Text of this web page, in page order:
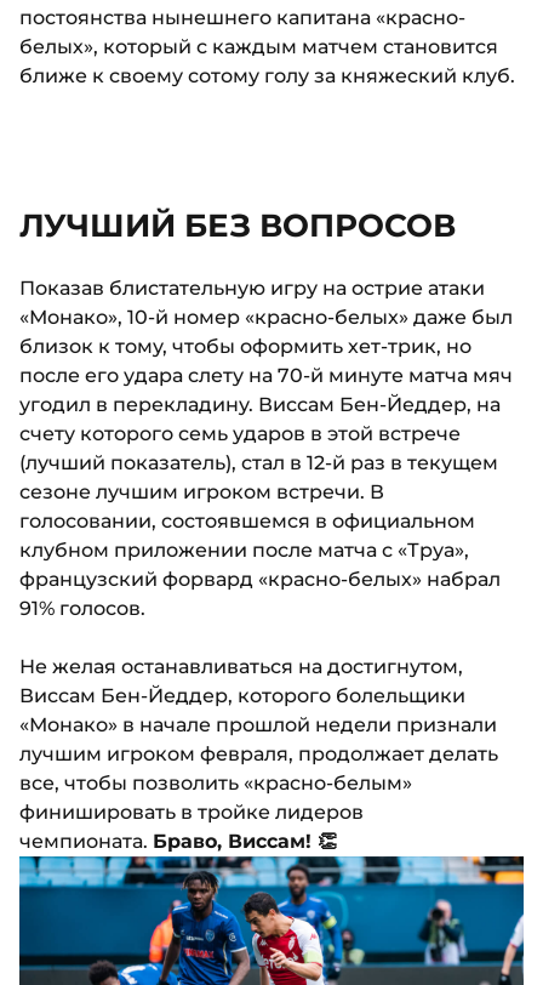
постоянства нынешнего капитана «красно-
белых», который с каждым матчем становится
ближе к своему сотому голу за княжеский клуб.
ЛУЧШИЙ БЕЗ ВОПРОСОВ
Показав блистательную игру на острие атаки
«Монако», 10-й номер «красно-белых» даже был
близок к тому, чтобы оформить хет-трик, но
после его удара слету на 70-й минуте матча мяч
угодил в перекладину. Виссам Бен-Йеддер, на
счету которого семь ударов в этой встрече
(лучший показатель), стал в 12-й раз в текущем
сезоне лучшим игроком встречи. В
голосовании, состоявшемся в официальном
клубном приложении после матча с «Труа»,
французский форвард «красно-белых» набрал
91% голосов.
Не желая останавливаться на достигнутом,
Виссам Бен-Йеддер, которого болельщики
«Монако» в начале прошлой недели признали
лучшим игроком февраля, продолжает делать
все, чтобы позволить «красно-белым»
финишировать в тройке лидеров
чемпионата. Браво, Виссам! 👏